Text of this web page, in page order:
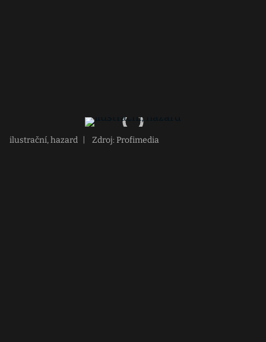
ilustrační, hazard Zdroj: Profimedia